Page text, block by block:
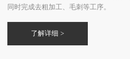
同时完成去粗加工、毛刺等工序。
了解详细 >